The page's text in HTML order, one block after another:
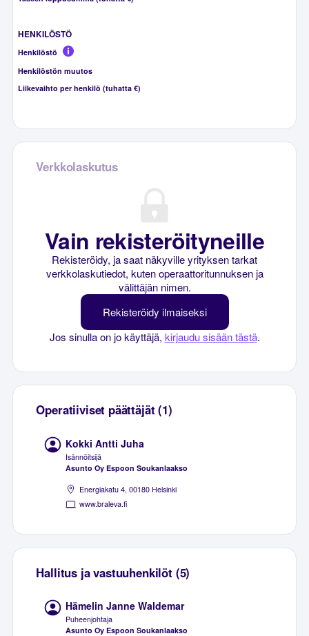
HENKILÖSTÖ
Henkilöstö
Henkilöstön muutos
Liikevaihto per henkilö (tuhatta €)
Verkkolaskutus
Vain rekisteröityneille
Rekisteröidy, ja saat näkyville yrityksen tarkat
verkkolaskutiedot, kuten operaattoritunnuksen ja
välittäjän nimen.
Rekisteröidy ilmaiseksi
Jos sinulla on jo käyttäjä, kirjaudu sisään tästä.
Operatiiviset päättäjät (1)
Kokki Antti Juha
Isännöitsijä
Asunto Oy Espoon Soukanlaakso
Energiakatu 4, 00180 Helsinki
www.braleva.fi
Hallitus ja vastuuhenkilöt (5)
Hämelin Janne Waldemar
Puheenjohtaja
Asunto Oy Espoon Soukanlaakso